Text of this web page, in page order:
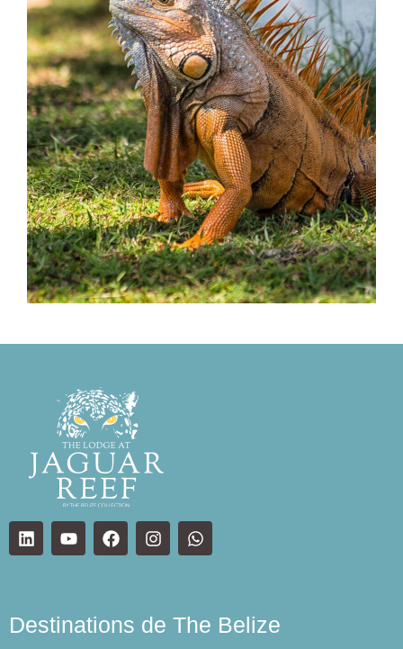
Destinations de The Belize